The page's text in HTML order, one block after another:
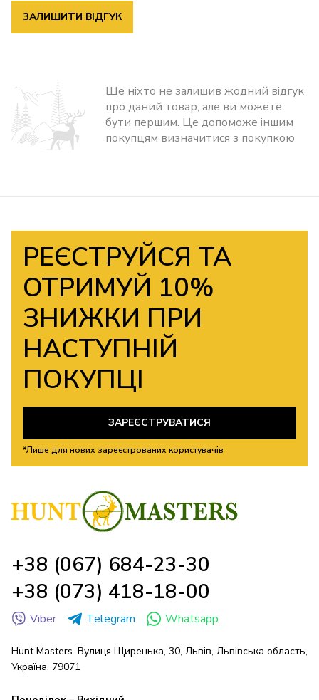
ЗАЛИШИТИ ВІДГУК
Ще ніхто не залишив жодний відгук
про даний товар, але ви можете
бути першим. Це допоможе іншим
покупцям визначитися з покупкою
РЕЄСТРУЙСЯ ТА
ОТРИМУЙ 10%
ЗНИЖКИ ПРИ
НАСТУПНІЙ
ПОКУПЦІ
ЗАРЕЄСТРУВАТИСЯ
*Лише для нових зареєстрованих користувачів
+38 (067) 684-23-30
+38 (073) 418-18-00
Viber Telegram Whatsapp
Hunt Masters. Вулиця Щирецька, 30, Львів, Львівська область,
Україна, 79071